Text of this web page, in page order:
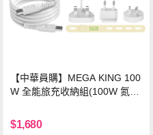
【中華員購】MEGA KING 100
W 全能旅充收納組(100W 氮化
萬國轉接器)
$1,680